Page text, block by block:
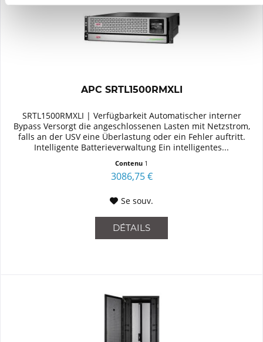
APC SRTL1500RMXLI
SRTL1500RMXLI | Verfügbarkeit Automatischer interner
Bypass Versorgt die angeschlossenen Lasten mit Netzstrom,
falls an der USV eine Überlastung oder ein Fehler auftritt.
Intelligente Batterieverwaltung Ein intelligentes...
Contenu 1
3086,75 €
Se souv.
DÉTAILS